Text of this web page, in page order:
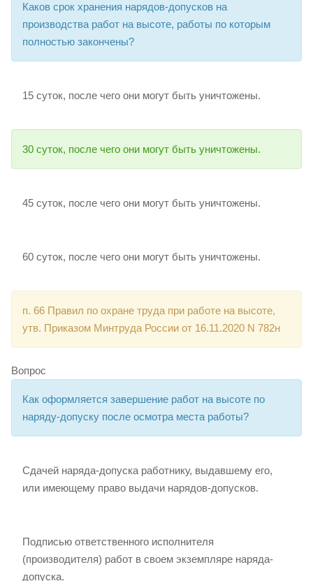
Каков срок хранения нарядов-допусков на
производства работ на высоте, работы по которым
полностью закончены?
15 суток, после чего они могут быть уничтожены.
30 суток, после чего они могут быть уничтожены.
45 суток, после чего они могут быть уничтожены.
60 суток, после чего они могут быть уничтожены.
п. 66 Правил по охране труда при работе на высоте,
утв. Приказом Минтруда России от 16.11.2020 N 782н
Вопрос
Как оформляется завершение работ на высоте по
наряду-допуску после осмотра места работы?
Сдачей наряда-допуска работнику, выдавшему его,
или имеющему право выдачи нарядов-допусков.
Подписью ответственного исполнителя
(производителя) работ в своем экземпляре наряда-
допуска.